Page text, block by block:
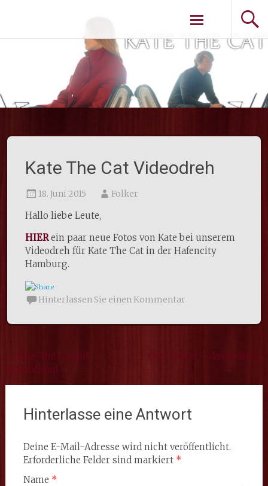
Weiter zum
Inhalt
Kate The Cat Videodreh
18. Juni 2015 Folker
Hallo liebe Leute,
HIERein paar neue Fotos von Kate bei unserem
Videodreh für Kate The Cat in der Hafencity
Hamburg.
Hinterlassen Sie einen Kommentar
Beitrags Navigation
←
Kate The Cat auf
Soundcloud
Geh’ vorbei – das Video →
Hinterlasse eine Antwort
Deine E-Mail-Adresse wird nicht veröffentlicht.
Erforderliche Felder sind markiert *
Name *